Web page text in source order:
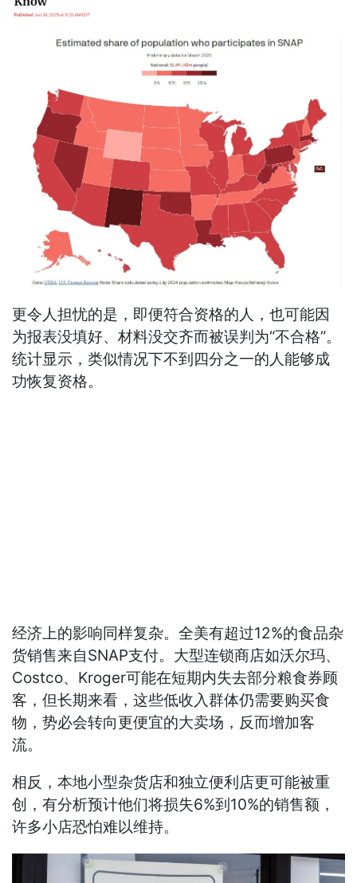
更令人担忧的是，即便符合资格的人，也可能因
为报表没填好、材料没交齐而被误判为“不合格”。
统计显示，类似情况下不到四分之一的人能够成
功恢复资格。
经济上的影响同样复杂。全美有超过12%的食品杂
货销售来自SNAP支付。大型连锁商店如沃尔玛、
Costco、Kroger可能在短期内失去部分粮食券顾
客，但长期来看，这些低收入群体仍需要购买食
物，势必会转向更便宜的大卖场，反而增加客
流。
相反，本地小型杂货店和独立便利店更可能被重
创，有分析预计他们将损失6%到10%的销售额，
许多小店恐怕难以维持。